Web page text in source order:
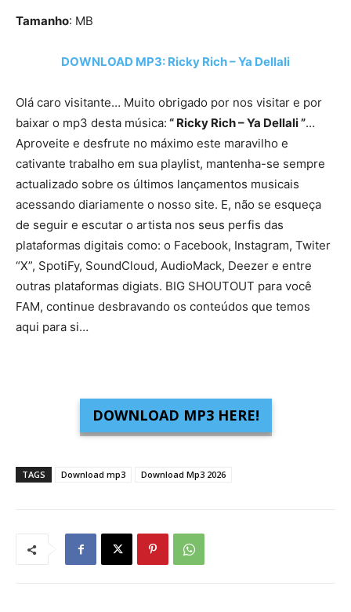
Tamanho: MB
DOWNLOAD MP3: Ricky Rich – Ya Dellali
Olá caro visitante… Muito obrigado por nos visitar e por
baixar o mp3 desta música: “ Ricky Rich – Ya Dellali ”…
Aproveite e desfrute no máximo este maravilho e
cativante trabalho em sua playlist, mantenha-se sempre
actualizado sobre os últimos lançamentos musicais
acessando diariamente o nosso site. E, não se esqueça
de seguir e escutar o artista nos seus perfis das
plataformas digitais como: o Facebook, Instagram, Twiter
“X”, SpotiFy, SoundCloud, AudioMack, Deezer e entre
outras plataformas digiats. BIG SHOUTOUT para você
FAM, continue desbravando os conteúdos que temos
aqui para si…
DOWNLOAD MP3 HERE!
TAGS Download mp3 Download Mp3 2026